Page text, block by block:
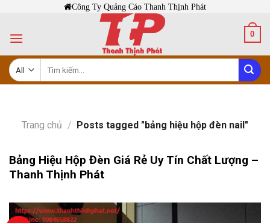
content
Công Ty Quảng Cáo Thanh Thịnh Phát
0
kiếm:
Trang chủ / Posts tagged "bảng hiệu hộp đèn nail"
Bảng Hiệu Hộp Đèn Giá Rẻ Uy Tín Chất Lượng –
Thanh Thịnh Phát